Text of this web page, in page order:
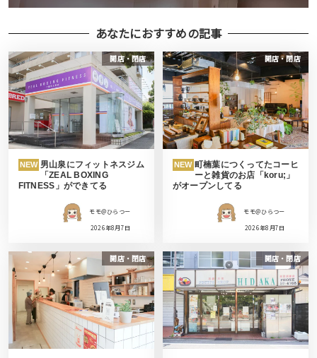
あなたにおすすめの記事
開店・閉店
NEW 男山泉にフィットネスジム
「ZEAL BOXING
FITNESS」ができてる
モモ＠ひらつー
2026年8月7日
開店・閉店
NEW 町楠葉につくってたコーヒ
ーと雑貨のお店「koru;」
がオープンしてる
モモ＠ひらつー
2026年8月7日
開店・閉店 開店・閉店